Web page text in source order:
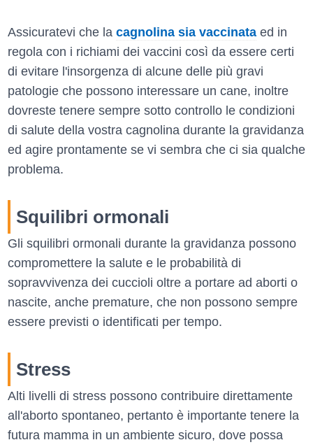
Assicuratevi che la cagnolina sia vaccinata ed in
regola con i richiami dei vaccini così da essere certi
di evitare l'insorgenza di alcune delle più gravi
patologie che possono interessare un cane, inoltre
dovreste tenere sempre sotto controllo le condizioni
di salute della vostra cagnolina durante la gravidanza
ed agire prontamente se vi sembra che ci sia qualche
problema.
Squilibri ormonali
Gli squilibri ormonali durante la gravidanza possono
compromettere la salute e le probabilità di
sopravvivenza dei cuccioli oltre a portare ad aborti o
nascite, anche premature, che non possono sempre
essere previsti o identificati per tempo.
Stress
Alti livelli di stress possono contribuire direttamente
all'aborto spontaneo, pertanto è importante tenere la
futura mamma in un ambiente sicuro, dove possa